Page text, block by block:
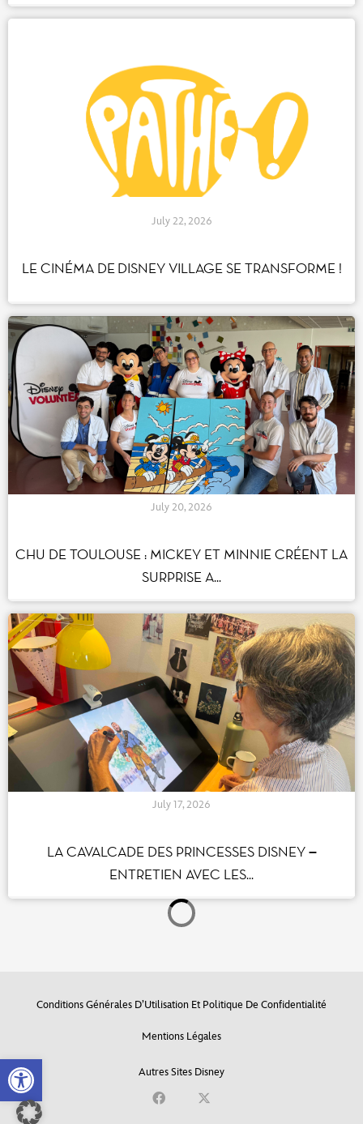
Open toolbar
LE CINÉMA DE DISNEY VILLAGE SE
July 20, 2026
CHU DE TOULOUSE : MICKEY ET MINNIE
CRÉENT LA SURPRISE A...
July 17, 2026
LA CAVALCADE DES PRINCESSES DISNEY –
ENTRETIEN AVEC LES...
July 13, 2026